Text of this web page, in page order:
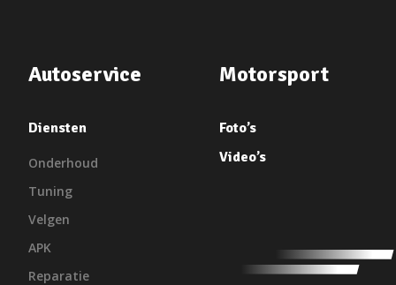
Autoservice
Diensten
Onderhoud
Tuning
Velgen
APK
Reparatie
Motorsport
Foto’s
Video’s